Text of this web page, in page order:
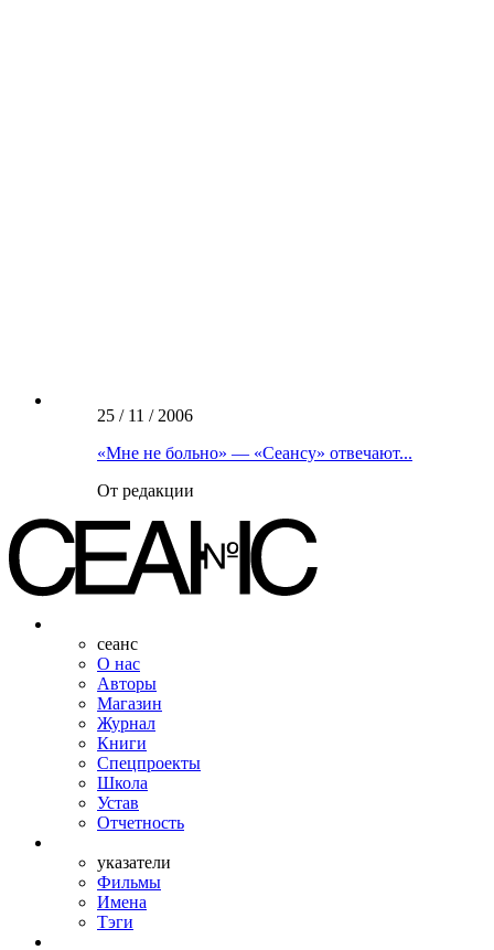
25 / 11 / 2006
«Мне не больно» — «Сеансу» отвечают...
От редакции
сеанс
О нас
Авторы
Магазин
Журнал
Книги
Спецпроекты
Школа
Устав
Отчетность
указатели
Фильмы
Имена
Тэги